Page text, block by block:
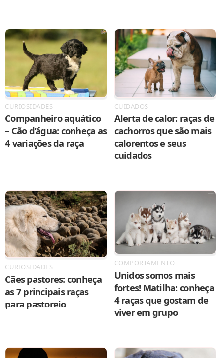
CURIOSIDADES
Companheiro aquático
– Cão d’água: conheça as
4 variações da raça
CUIDADOS
Alerta de calor: raças de
cachorros que são mais
calorentos e seus
cuidados
CURIOSIDADES
Cães pastores: conheça
as 7 principais raças
para pastoreio
COMPORTAMENTO
Unidos somos mais
fortes! Matilha: conheça
4 raças que gostam de
viver em grupo